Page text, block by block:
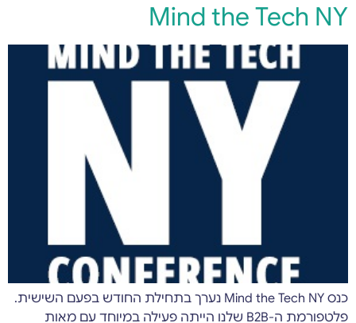
Mind the Tech NY
כנס Mind the Tech NY נערך בתחילת החודש בפעם השישית.
פלטפורמת ה-B2B שלנו הייתה פעילה במיוחד עם מאות